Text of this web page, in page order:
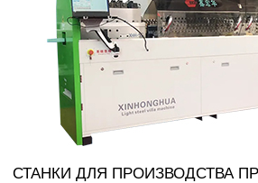
СТАНКИ ДЛЯ ПРОИЗВОДСТВА